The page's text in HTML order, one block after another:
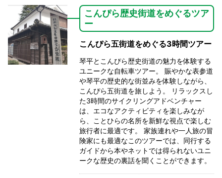
こんぴら歴史街道をめぐるツア
ー
こんぴら五街道をめぐる3時間ツアー
琴平とこんぴら歴史街道の魅力を体験する
ユニークな自転車ツアー。 賑やかな表参道
や琴平の歴史的な街並みを体験しながら、
こんぴら五街道を旅しよう。 リラックスし
た3時間のサイクリングアドベンチャー
は、エコなアクティビティを楽しみなが
ら、ことひらの名所を新鮮な視点で楽しむ
旅行者に最適です。 家族連れや一人旅の冒
険家にも最適なこのツアーでは、同行する
ガイドから本やネットでは得られないユニ
ークな歴史の裏話を聞くことができます。